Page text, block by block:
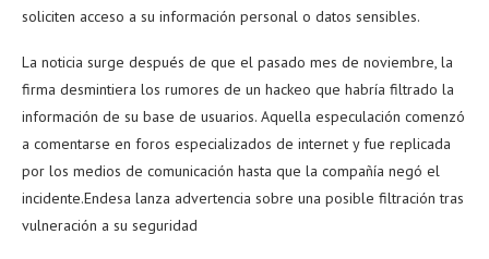
soliciten acceso a su información personal o datos sensibles.
La noticia surge después de que el pasado mes de noviembre, la
firma desmintiera los rumores de un hackeo que habría filtrado la
información de su base de usuarios. Aquella especulación comenzó
a comentarse en foros especializados de internet y fue replicada
por los medios de comunicación hasta que la compañía negó el
incidente.Endesa lanza advertencia sobre una posible filtración tras
vulneración a su seguridad